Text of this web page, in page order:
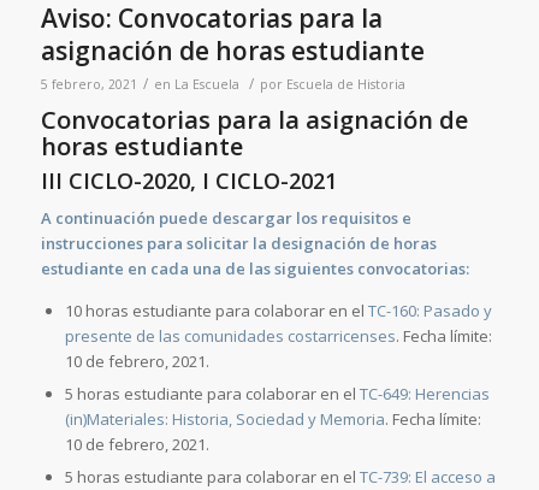
Aviso: Convocatorias para la
asignación de horas estudiante
5 febrero, 2021 / en La Escuela / por Escuela de Historia
Convocatorias para la asignación de
horas estudiante
III CICLO-2020, I CICLO-2021
A continuación puede descargar los requisitos e
instrucciones para solicitar la designación de horas
estudiante en cada una de las siguientes convocatorias:
10 horas estudiante para colaborar en el TC-160: Pasado y
presente de las comunidades costarricenses. Fecha límite:
10 de febrero, 2021.
5 horas estudiante para colaborar en el TC-649: Herencias
(in)Materiales: Historia, Sociedad y Memoria. Fecha límite:
10 de febrero, 2021.
5 horas estudiante para colaborar en el TC-739: El acceso a